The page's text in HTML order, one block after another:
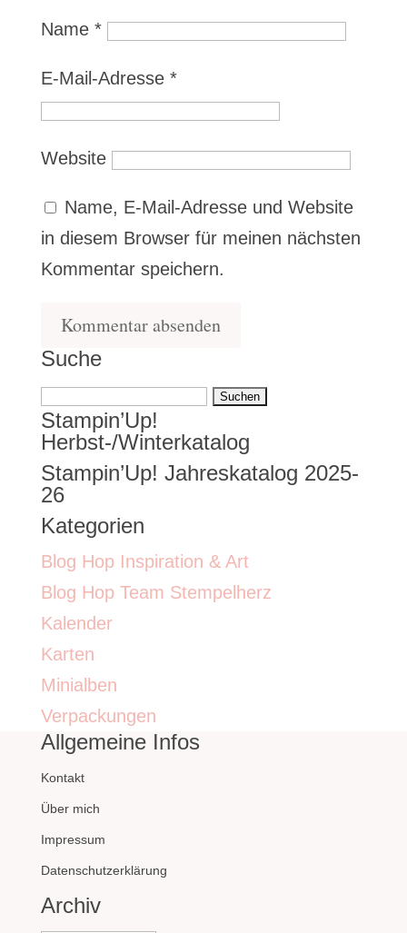
Name *
E-Mail-Adresse *
Website
Name, E-Mail-Adresse und Website
in diesem Browser für meinen nächsten
Kommentar speichern.
Suche
Suchen
nach:
Stampin’Up!
Herbst-/Winterkatalog
Stampin’Up! Jahreskatalog 2025-
26
Kategorien
Blog Hop Inspiration & Art
Blog Hop Team Stempelherz
Kalender
Karten
Minialben
Verpackungen
Allgemeine Infos
Kontakt
Über mich
Impressum
Datenschutzerklärung
Archiv